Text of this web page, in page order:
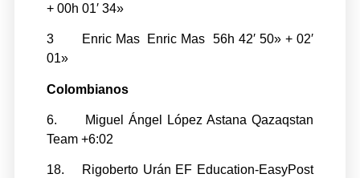
+ 00h 01′ 34»
3 Enric Mas Enric Mas 56h 42′ 50» + 02′
01»
Colombianos
6. Miguel Ángel López Astana Qazaqstan
Team +6:02
18. Rigoberto Urán EF Education-EasyPost